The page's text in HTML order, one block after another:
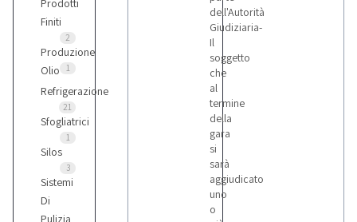
Prodotti
Finiti
2
Produzione
Olio
1
Refrigerazione
21
Sfogliatrici
1
Silos
3
Sistemi
Di
Pulizia
dell'Autorità
Giudiziaria-
Il
soggetto
che
al
termine
della
gara
si
sarà
aggiudicato
uno
o